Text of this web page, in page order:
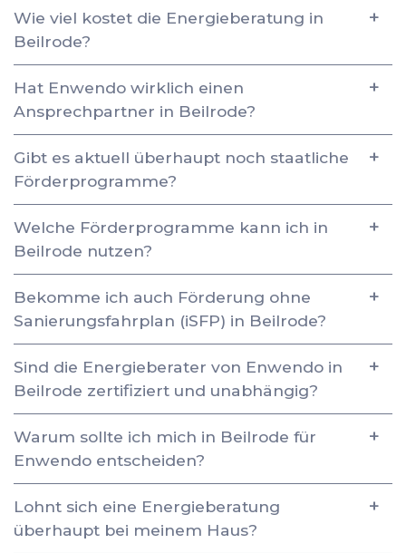
Wie viel kostet die Energieberatung in
Beilrode?
Hat Enwendo wirklich einen
Ansprechpartner in Beilrode?
Gibt es aktuell überhaupt noch staatliche
Förderprogramme?
Welche Förderprogramme kann ich in
Beilrode nutzen?
Bekomme ich auch Förderung ohne
Sanierungsfahrplan (iSFP) in Beilrode?
Sind die Energieberater von Enwendo in
Beilrode zertifiziert und unabhängig?
Warum sollte ich mich in Beilrode für
Enwendo entscheiden?
Lohnt sich eine Energieberatung
überhaupt bei meinem Haus?